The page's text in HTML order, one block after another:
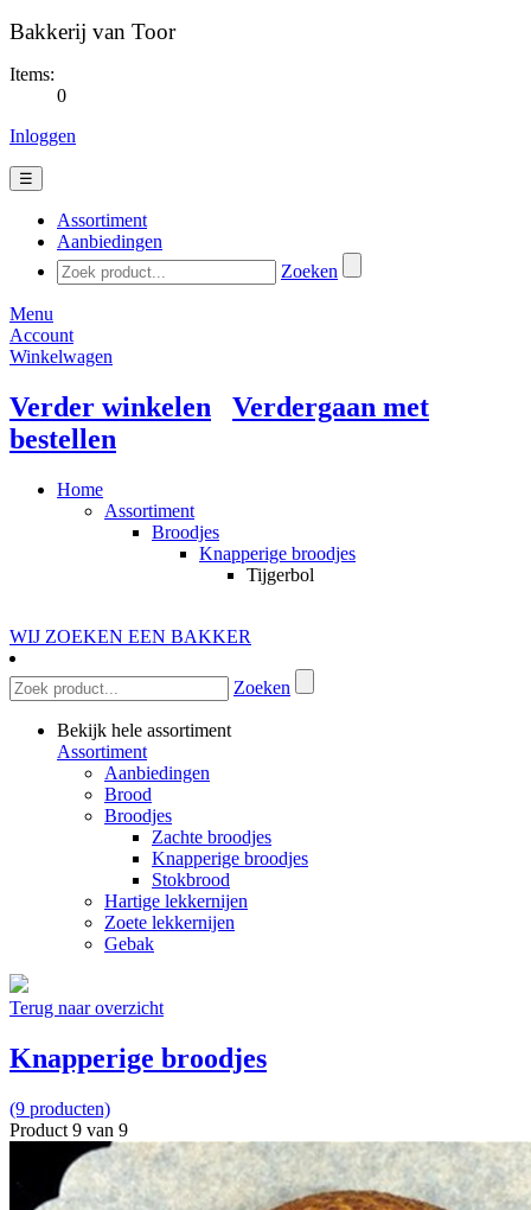
Bakkerij van Toor
Items:
0
Inloggen
☰
Assortiment
Aanbiedingen
Zoeken
Menu
Account
Winkelwagen
Verder winkelen
Verdergaan met
bestellen
Home
Assortiment
Broodjes
Knapperige broodjes
Tijgerbol
WIJ ZOEKEN EEN BAKKER
Zoeken
Bekijk hele assortiment
Assortiment
Aanbiedingen
Brood
Broodjes
Zachte broodjes
Knapperige broodjes
Stokbrood
Hartige lekkernijen
Zoete lekkernijen
Gebak
Terug naar overzicht
Knapperige broodjes
(9 producten)
Product 9 van 9